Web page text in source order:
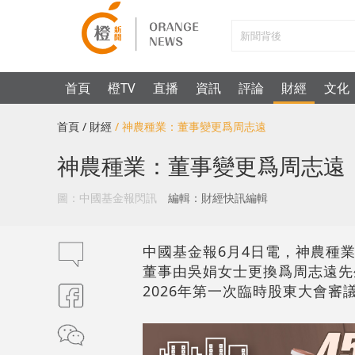
首頁 橙TV 直播 資訊 評論 財經 文化
首頁 / 財經 / 神農種業：董事變更爲周志遠
神農種業：董事變更爲周志遠
圖：中國基金報閃訊 編輯：財經快訊編輯
中國基金報6月4日電，神農種
董事由吳娟女士更換爲周志遠
2026年第一次臨時股東大會審